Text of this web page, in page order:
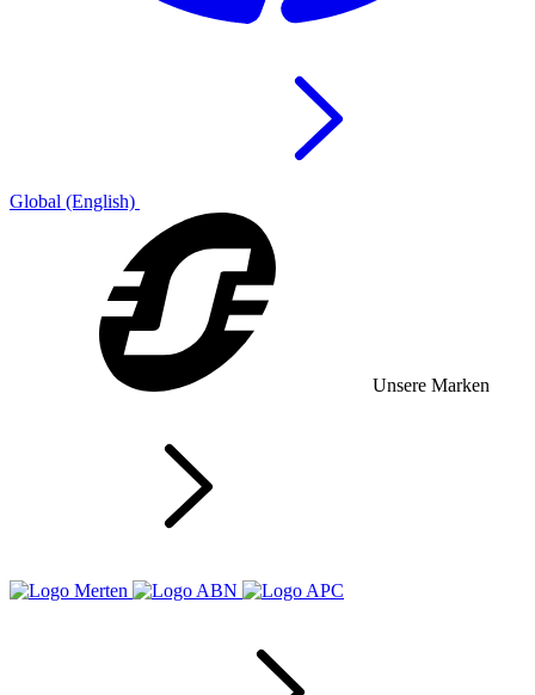
Global (English)
Unsere Marken